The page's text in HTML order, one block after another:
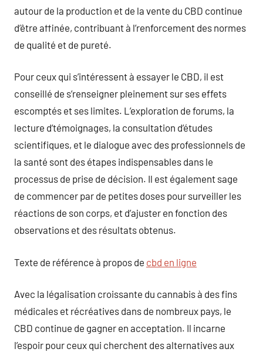
autour de la production et de la vente du CBD continue
d’être affinée, contribuant à l’renforcement des normes
de qualité et de pureté.
Pour ceux qui s’intéressent à essayer le CBD, il est
conseillé de s’renseigner pleinement sur ses effets
escomptés et ses limites. L’exploration de forums, la
lecture d’témoignages, la consultation d’études
scientifiques, et le dialogue avec des professionnels de
la santé sont des étapes indispensables dans le
processus de prise de décision. Il est également sage
de commencer par de petites doses pour surveiller les
réactions de son corps, et d’ajuster en fonction des
observations et des résultats obtenus.
Texte de référence à propos de cbd en ligne
Avec la légalisation croissante du cannabis à des fins
médicales et récréatives dans de nombreux pays, le
CBD continue de gagner en acceptation. Il incarne
l’espoir pour ceux qui cherchent des alternatives aux